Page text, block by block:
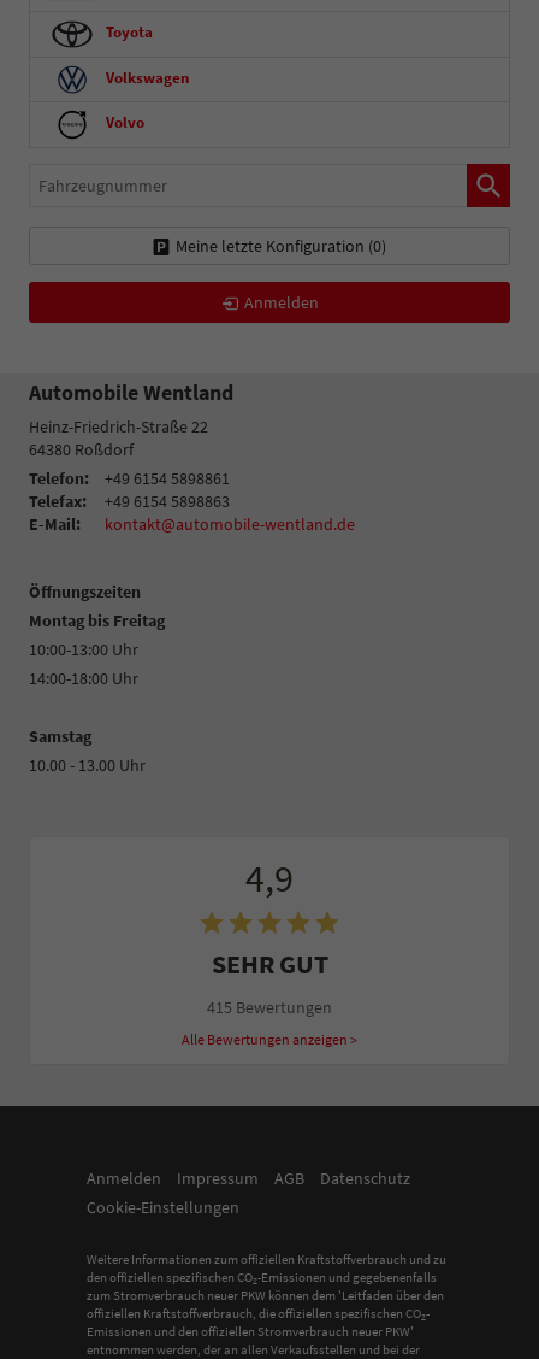
Toyota
Volkswagen
Volvo
Fahrzeugnummer
Meine letzte Konfiguration (0)
Anmelden
Automobile Wentland
Heinz-Friedrich-Straße 22
64380 Roßdorf
Telefon:
+49 6154 5898861
Telefax:
+49 6154 5898863
E-Mail:
kontakt@automobile-wentland.de
Öffnungszeiten
Montag bis Freitag
10:00-13:00 Uhr
14:00-18:00 Uhr
Samstag
10.00 - 13.00 Uhr
4,9
SEHR GUT
415 Bewertungen
Alle Bewertungen anzeigen >
Anmelden Impressum AGB
Datenschutz
Cookie-Einstellungen
Weitere Informationen zum offiziellen Kraftstoffverbrauch und zu
den offiziellen spezifischen CO2-Emissionen und gegebenenfalls
zum Stromverbrauch neuer PKW können dem 'Leitfaden über den
offiziellen Kraftstoffverbrauch, die offiziellen spezifischen CO2-
Emissionen und den offiziellen Stromverbrauch neuer PKW'
entnommen werden, der an allen Verkaufsstellen und bei der